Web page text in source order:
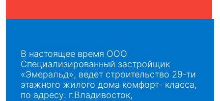
В настоящее время ООО
Специализированный застройщик
«Эмеральд», ведет строительство 29-ти
этажного жилого дома комфорт- класса,
по адресу: г.Владивосток,